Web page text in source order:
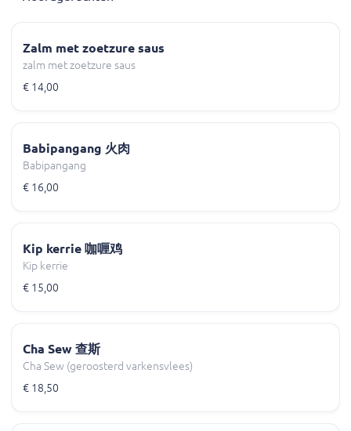
Zalm met zoetzure saus
zalm met zoetzure saus
€ 14,00
Babipangang 火肉
Babipangang
€ 16,00
Kip kerrie 咖喱鸡
Kip kerrie
€ 15,00
Cha Sew 查斯
Cha Sew (geroosterd varkensvlees)
€ 18,50